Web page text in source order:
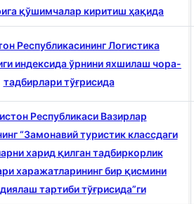
қўшимчалар киритиш ҳақида
Республикасининг Логистика
индексида ўрнини яхшилаш чора-
тадбирлари тўғрисида
Республикаси Вазирлар
“Замонавий туристик классдаги
харид қилган тадбиркорлик
харажатларининг бир қисмини
тартиби тўғрисида”ги